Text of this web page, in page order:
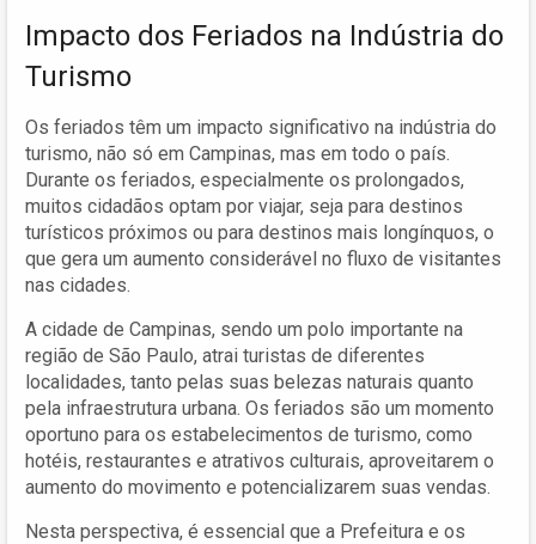
Impacto dos Feriados na Indústria do
Turismo
Os feriados têm um impacto significativo na indústria do
turismo, não só em Campinas, mas em todo o país.
Durante os feriados, especialmente os prolongados,
muitos cidadãos optam por viajar, seja para destinos
turísticos próximos ou para destinos mais longínquos, o
que gera um aumento considerável no fluxo de visitantes
nas cidades.
A cidade de Campinas, sendo um polo importante na
região de São Paulo, atrai turistas de diferentes
localidades, tanto pelas suas belezas naturais quanto
pela infraestrutura urbana. Os feriados são um momento
oportuno para os estabelecimentos de turismo, como
hotéis, restaurantes e atrativos culturais, aproveitarem o
aumento do movimento e potencializarem suas vendas.
Nesta perspectiva, é essencial que a Prefeitura e os